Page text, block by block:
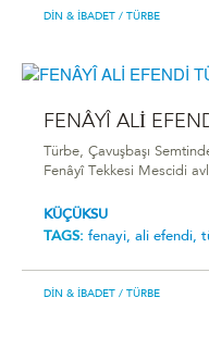
DIN & İBADET / TÜRBE
FENÂYÎ ALİ
Türbe, Çavuşbaşı
Fenâyî Tekkesi Mescidi
KÜÇÜKSU
TAGS: fenayi, ali efendi,
DIN & İBADET / TÜRBE